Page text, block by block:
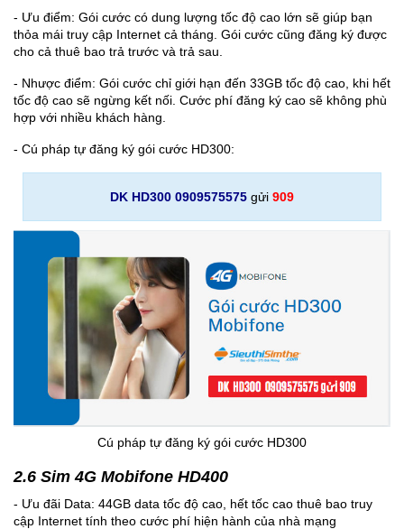
- Ưu điểm: Gói cước có dung lượng tốc độ cao lớn sẽ giúp bạn
thỏa mái truy cập Internet cả tháng. Gói cước cũng đăng ký được
cho cả thuê bao trả trước và trả sau.
- Nhược điểm: Gói cước chỉ giới hạn đến 33GB tốc độ cao, khi hết
tốc độ cao sẽ ngừng kết nối. Cước phí đăng ký cao sẽ không phù
hợp với nhiều khách hàng.
- Cú pháp tự đăng ký gói cước HD300:
DK HD300 0909575575 gửi 909
Cú pháp tự đăng ký gói cước HD300
2.6 Sim 4G Mobifone HD400
- Ưu đãi Data: 44GB data tốc độ cao, hết tốc cao thuê bao truy
cập Internet tính theo cước phí hiện hành của nhà mạng